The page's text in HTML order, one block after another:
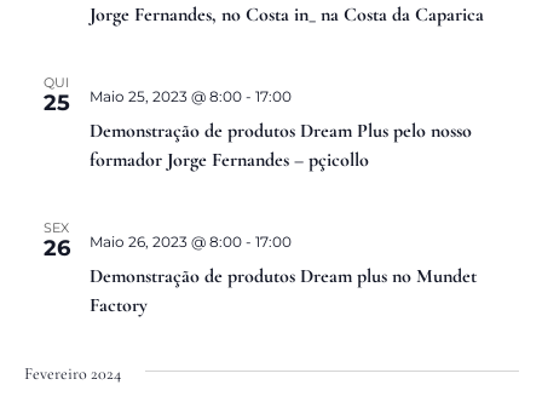
Jorge Fernandes, no Costa in_ na Costa da Caparica
QUI
25
Demonstração de produtos Dream Plus pelo nosso
formador Jorge Fernandes – pçicollo
Maio 25, 2023 @ 8:00- 17:00
SEX
26
Demonstração de produtos Dream plus no Mundet
Factory
Maio 26, 2023 @ 8:00- 17:00
Fevereiro 2024